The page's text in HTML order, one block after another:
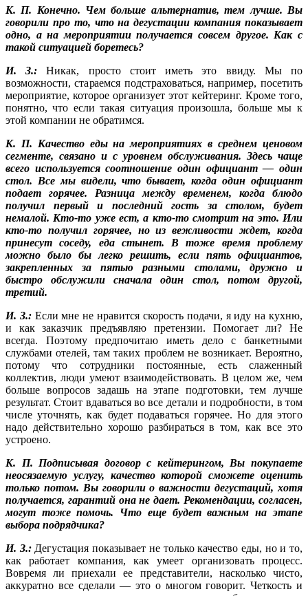
К. П. Конечно. Чем больше альтернатив, тем лучше. Вы
говорили про то, что на дегустации компания показывает
одно, а на мероприятии получается совсем другое. Как с
такой ситуацией боретесь?
И. З.: Никак, просто стоит иметь это ввиду. Мы по
возможности, стараемся подстраховаться, например, посетить
мероприятие, которое организует этот кейтеринг. Кроме того,
понятно, что если такая ситуация произошла, больше мы к
этой компании не обратимся.
К. П. Качество еды на мероприятиях в среднем ценовом
сегменте, связано и с уровнем обслуживания. Здесь чаще
всего используется соотношение один официант — один
стол. Все мы видели, что бывает, когда один официант
подает горячее. Разница между временем, когда блюдо
получил первый и последний гость за столом, будет
немалой. Кто-то уже ест, а кто-то смотрит на это. Или
кто-то получил горячее, но из вежливости ждет, когда
принесут соседу, еда стынет. В тоже время проблему
можно было бы легко решить, если пять официантов,
закрепленных за пятью разными столами, дружно и
быстро обслужили сначала один стол, потом другой,
третий.
И. З.:Если мне не нравится скорость подачи, я иду на кухню,
и как заказчик предъявляю претензии. Помогает ли? Не
всегда. Поэтому предпочитаю иметь дело с банкетными
службами отелей, там таких проблем не возникает. Вероятно,
потому что сотрудники постоянные, есть слаженный
коллектив, люди умеют взаимодействовать. В целом же, чем
больше вопросов задашь на этапе подготовки, тем лучше
результат. Стоит вдаваться во все детали и подробности, в том
числе уточнять, как будет подаваться горячее. Но для этого
надо действительно хорошо разбираться в том, как все это
устроено.
К. П. Подписывая договор с кейтерингом, Вы покупаете
неосязаемую услугу, качество которой сможете оценить
только потом. Вы говорили о важности дегустаций, хотя
получается, гарантий она не дает. Рекомендации, согласен,
могут тоже помочь. Что еще будет важным на этапе
выбора подрядчика?
И. З.: Дегустация показывает не только качество еды, но и то,
как работает компания, как умеет организовать процесс.
Вовремя ли приехали ее представители, насколько чисто,
аккуратно все сделали — это о многом говорит. Четкость и